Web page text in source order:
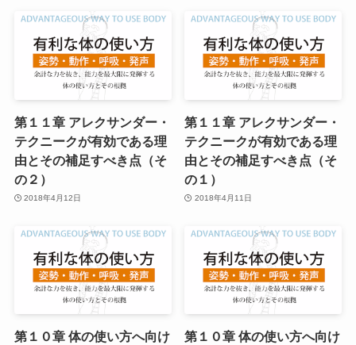
第１１章 アレクサンダー・
テクニークが有効である理
由とその補足すべき点（そ
の２）
2018年4月12日
第１１章 アレクサンダー・
テクニークが有効である理
由とその補足すべき点（そ
の１）
2018年4月11日
第１０章 体の使い方へ向け
第１０章 体の使い方へ向け